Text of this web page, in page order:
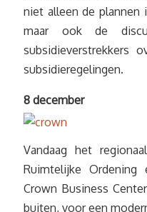
niet alleen de plannen
maar ook de
subsidieverstrekkers
subsidieregelingen.
8 december
Vandaag het
Ruimtelijke
Crown Business
buiten, voor een